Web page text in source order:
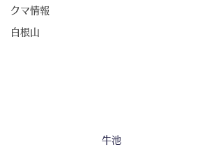
クマ情報
白根山
牛池